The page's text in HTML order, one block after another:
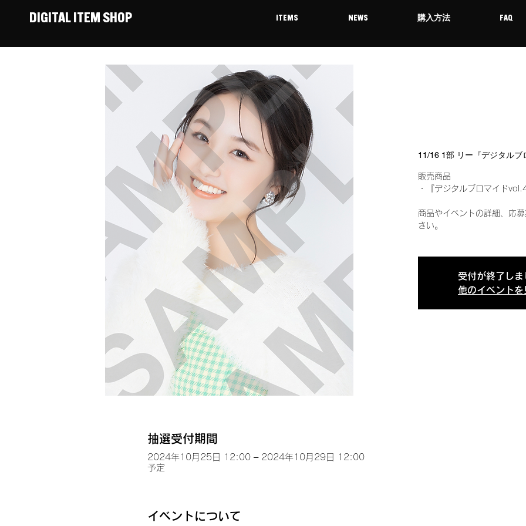
DIGITAL ITEM SHOP ITEMS NEWS 購入方法 FAQ
11/16 1部 リー『デジタル
販売商品
・『デジタルブロマイド
商品やイベントの詳細、応
さい。
受付が終了しま
他のイベントを
抽選受付期間
2024年10月25日 12:00 – 2024年10月29日 12:00
予定
イベントについて